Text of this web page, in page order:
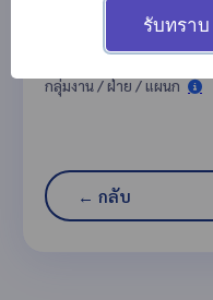
รับทราบ
กลุ่มงาน / ฝ่าย / แผนก
← กลับ